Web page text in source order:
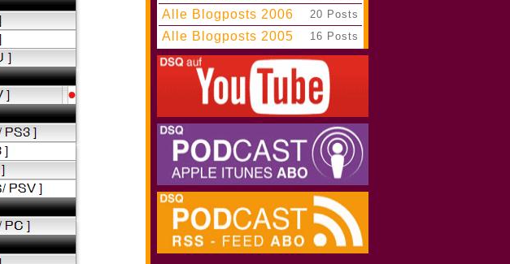
Alle Blogposts 2006 20 Posts
Alle Blogposts 2005 16 Posts